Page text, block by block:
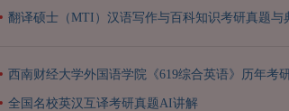
翻译硕士（MTI）汉语写作与百科知识考研真题与
西南财经大学外国语学院《619综合英语》历年考
全国名校英汉互译考研真题AI讲解